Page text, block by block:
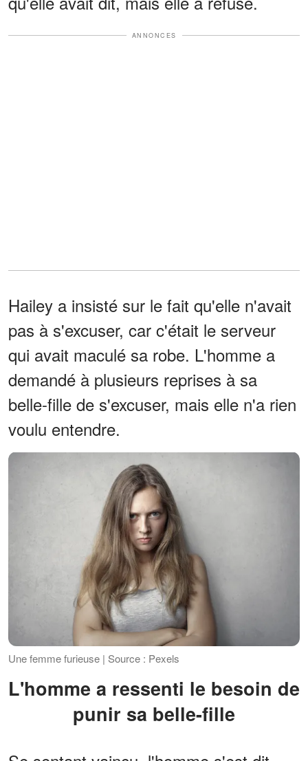
ANNONCES
Hailey a insisté sur le fait qu'elle n'avait
pas à s'excuser, car c'était le serveur
qui avait maculé sa robe. L'homme a
demandé à plusieurs reprises à sa
belle-fille de s'excuser, mais elle n'a rien
voulu entendre.
Une femme furieuse | Source : Pexels
L'homme a ressenti le besoin de
punir sa belle-fille